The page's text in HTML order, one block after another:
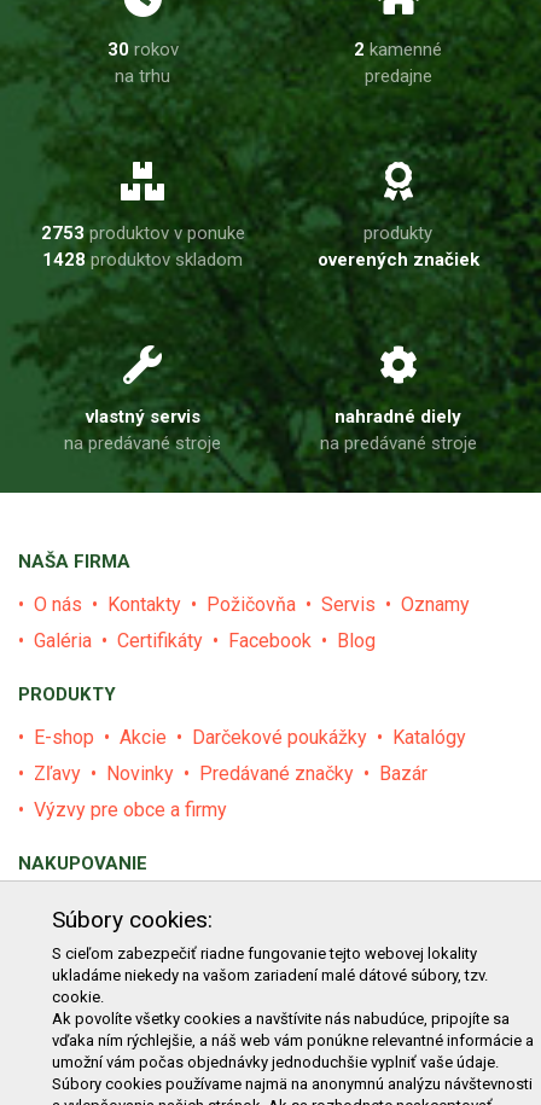
30rokov
na trhu
2 kamenné
predajne
2753produktov v ponuke
1428produktov skladom
produkty
overených značiek
vlastný servis
na predávané stroje
nahradné diely
na predávané stroje
NAŠA FIRMA
O nás Kontakty Požičovňa Servis
Oznamy
Galéria
Certifikáty Facebook Blog
PRODUKTY
E-shop Akcie Darčekové poukážky
Katalógy
Zľavy
Novinky Predávané značky
Bazár
Výzvy pre obce a firmy
NAKUPOVANIE
Obchodné podmienky
Reklamačný poriadok
Reklamačný protokol
Odstúpenie od kúpy
Protokol na odstúpenie od kúpy
Alternatívne riešenie sporu
Ochrana osobných údajov
Používanie cookies
Nákup na splátky
Súbory cookies:
S cieľom zabezpečiť riadne fungovanie tejto webovej lokality
ukladáme niekedy na vašom zariadení malé dátové súbory, tzv.
cookie.
Ak povolíte všetky cookies a navštívite nás nabudúce, pripojíte sa
vďaka ním rýchlejšie, a náš web vám ponúkne relevantné informácie a
umožní vám počas objednávky jednoduchšie vyplniť vaše údaje.
Súbory cookies používame najmä na anonymnú analýzu návštevnosti